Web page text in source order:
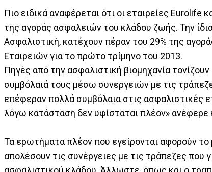
Πιο ειδικά αναφέρεται ότι οι εταιρείες
της αγοράς ασφαλειών του κλάδου ζωής. Την
Ασφαλιστική, κατέχουν πέραν του 29% της
Εταιρειών για το πρώτο τρίμηνο του 2013.
Πηγές από την ασφαλιστική βιομηχανία
συμβόλαιά τους μέσω συνεργειών με τις
επέφεραν πολλά συμβόλαια στις ασφαλιστικές
λόγω κατάσταση δεν υφίσταται πλέον»
Τα ερωτήματα πλέον που εγείρονται αφορούν
απολέσουν τις συνέργειες με τις τράπεζες που